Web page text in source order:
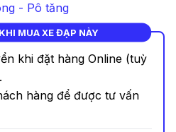
- Pô tăng
MUA XE ĐẠP NÀY
khi đặt hàng Online (tuỳ
hàng để được tư vấn